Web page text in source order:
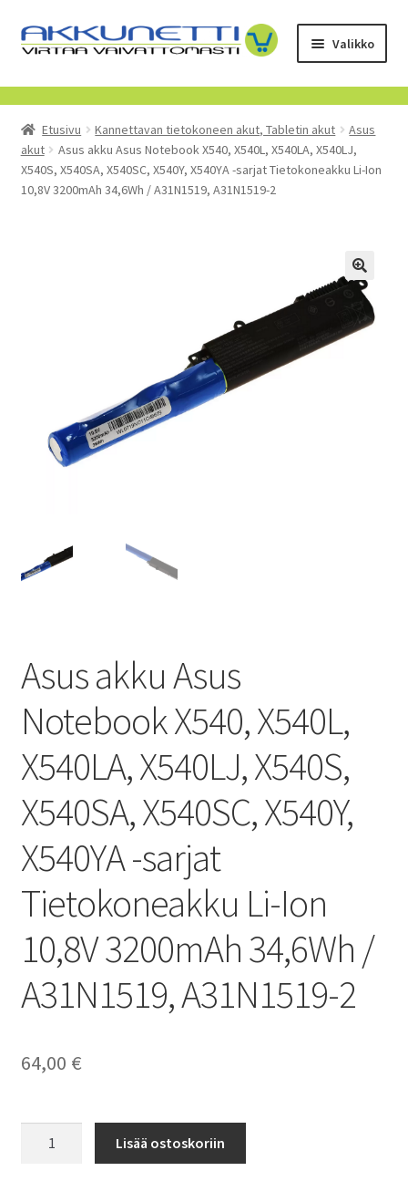
Siirry
navigointiin
Siirry
sisältöön
Valikko
Kauppa
Tietoa meistä
Yrityksille
Etusivu Kannettavan tietokoneen akut, Tabletin akut
Asus
akut
Asus akku Asus Notebook X540, X540L, X540LA, X540LJ,
X540S, X540SA, X540SC, X540Y, X540YA -sarjat Tietokoneakku Li-Ion
10,8V 3200mAh 34,6Wh / A31N1519, A31N1519-2
Asus akku Asus
Notebook X540, X540L,
X540LA, X540LJ, X540S,
X540SA, X540SC, X540Y,
X540YA -sarjat
Tietokoneakku Li-Ion
10,8V 3200mAh 34,6Wh /
A31N1519, A31N1519-2
64,00 €
Lisää ostoskoriin